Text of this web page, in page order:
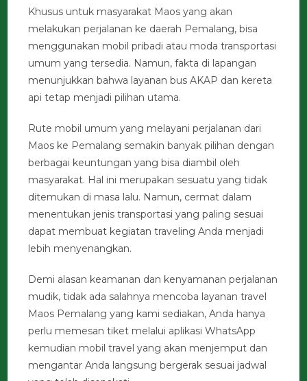
Khusus untuk masyarakat Maos yang akan
melakukan perjalanan ke daerah Pemalang, bisa
menggunakan mobil pribadi atau moda transportasi
umum yang tersedia. Namun, fakta di lapangan
menunjukkan bahwa layanan bus AKAP dan kereta
api tetap menjadi pilihan utama.
Rute mobil umum yang melayani perjalanan dari
Maos ke Pemalang semakin banyak pilihan dengan
berbagai keuntungan yang bisa diambil oleh
masyarakat. Hal ini merupakan sesuatu yang tidak
ditemukan di masa lalu. Namun, cermat dalam
menentukan jenis transportasi yang paling sesuai
dapat membuat kegiatan traveling Anda menjadi
lebih menyenangkan.
Demi alasan keamanan dan kenyamanan perjalanan
mudik, tidak ada salahnya mencoba layanan travel
Maos Pemalang yang kami sediakan, Anda hanya
perlu memesan tiket melalui aplikasi WhatsApp
kemudian mobil travel yang akan menjemput dan
mengantar Anda langsung bergerak sesuai jadwal